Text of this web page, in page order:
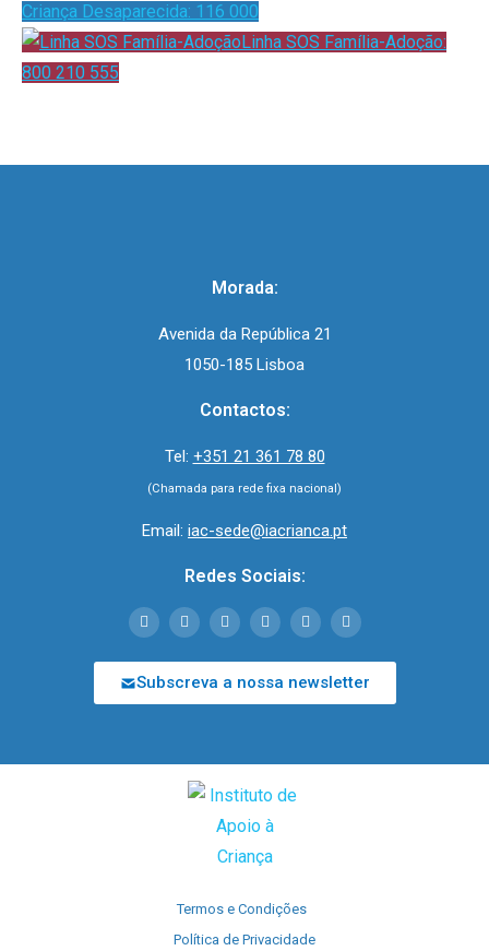
Criança Desaparecida: 116 000
Linha SOS Família-Adoção:
800 210 555
Morada:
Avenida da República 21
1050-185 Lisboa
Contactos:
Tel: +351 21 361 78 80
(Chamada para rede fixa nacional)
Email: iac-sede@iacrianca.pt
Redes Sociais:
Subscreva a nossa newsletter
Termos e Condições
Política de Privacidade